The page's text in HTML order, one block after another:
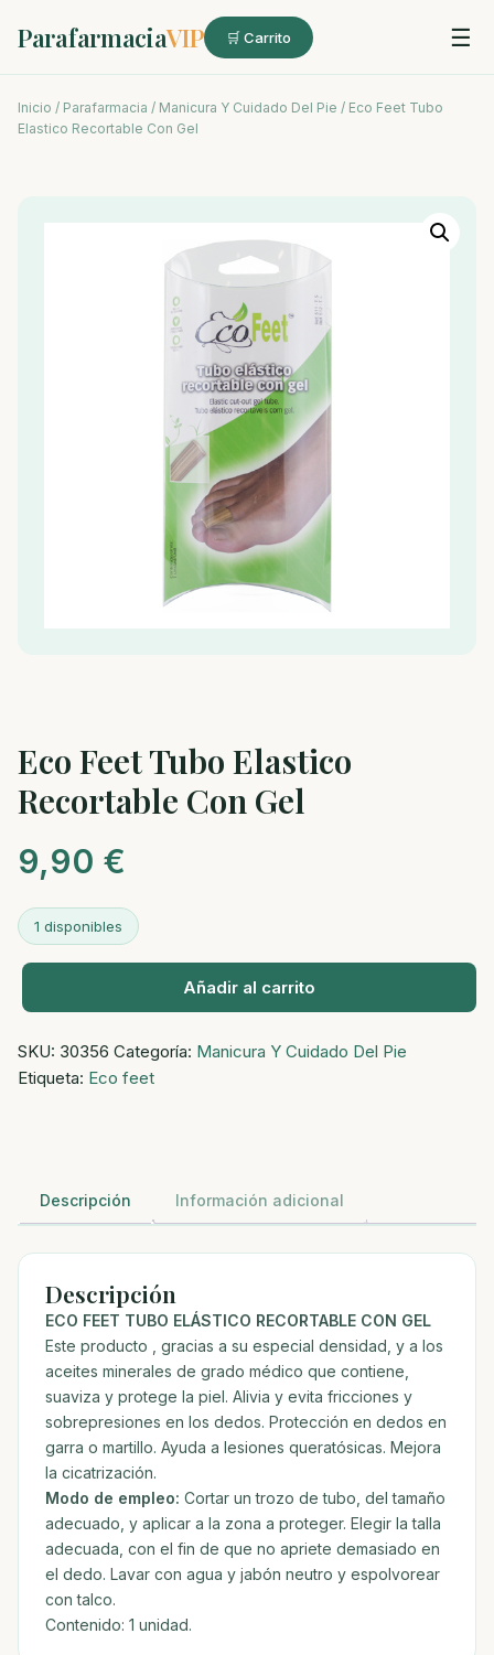
ParafarmaciaVIP 🛒 Carrito ☰
Inicio / Parafarmacia / Manicura Y Cuidado Del Pie / Eco Feet Tubo
Elastico Recortable Con Gel
Eco Feet Tubo Elastico
Recortable Con Gel
9,90 €
1 disponibles
Tubo
Elastico
Añadir al carrito
SKU: 30356 Categoría: Manicura Y Cuidado Del Pie
Etiqueta: Eco feet
Descripción Información adicional
Descripción
ECO FEET TUBO ELÁSTICO RECORTABLE CON GEL
Este producto , gracias a su especial densidad, y a los
aceites minerales de grado médico que contiene,
suaviza y protege la piel. Alivia y evita fricciones y
sobrepresiones en los dedos. Protección en dedos en
garra o martillo. Ayuda a lesiones queratósicas. Mejora
la cicatrización.
Modo de empleo: Cortar un trozo de tubo, del tamaño
adecuado, y aplicar a la zona a proteger. Elegir la talla
adecuada, con el fin de que no apriete demasiado en
el dedo. Lavar con agua y jabón neutro y espolvorear
con talco.
Contenido: 1 unidad.